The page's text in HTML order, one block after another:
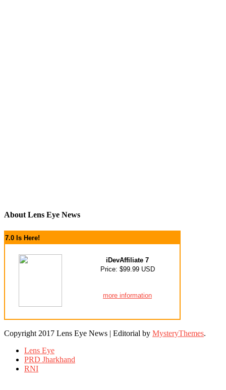
About Lens Eye News
7.0 Is Here!
iDevAffiliate 7
Price: $99.99 USD
more information
Copyright 2017 Lens Eye News | Editorial by MysteryThemes.
Lens Eye
PRD Jharkhand
RNI